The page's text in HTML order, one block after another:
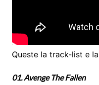
Queste la track-list e
01. Avenge The Fallen